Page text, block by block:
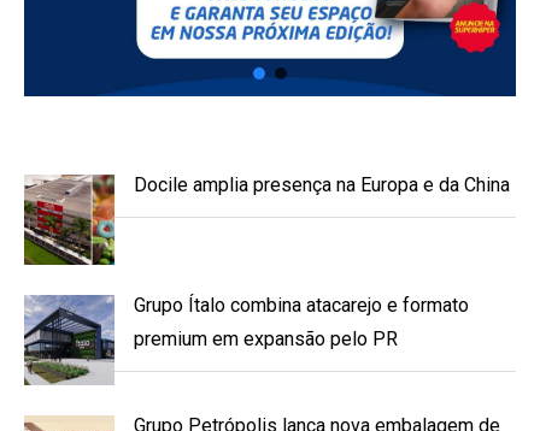
Docile amplia presença na Europa e da China
Grupo Ítalo combina atacarejo e formato
premium em expansão pelo PR
Grupo Petrópolis lança nova embalagem de